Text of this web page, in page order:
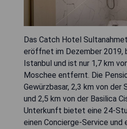
Das Catch Hotel
eröffnet im Dezember 2019,
Istanbul und ist nur 1,7 km
Moschee entfernt. Die
Gewürzbasar, 2,3 km von der
und 2,5 km von der Basilica
Unterkunft bietet eine 24-
einen Concierge-Service und